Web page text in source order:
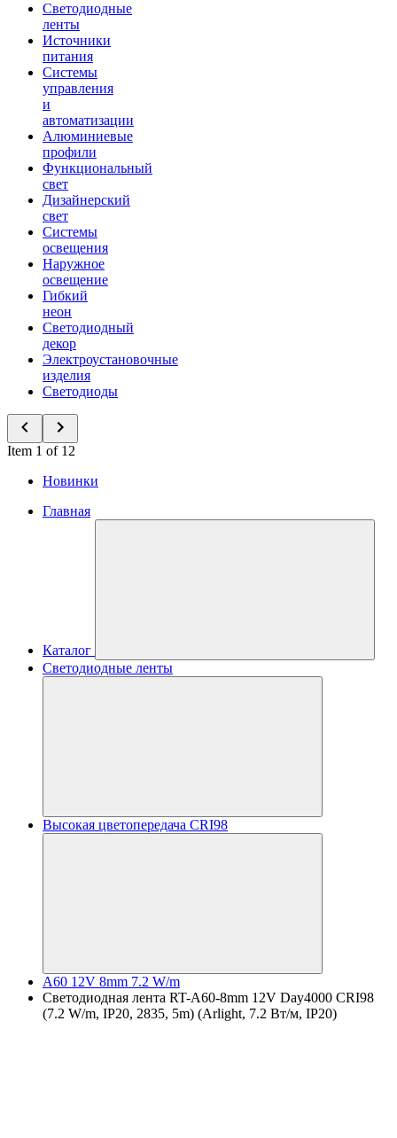
Светодиодные
ленты
Источники
питания
Системы
управления
и
автоматизации
Алюминиевые
профили
Функциональный
свет
Дизайнерский
свет
Системы
освещения
Наружное
освещение
Гибкий
неон
Светодиодный
декор
Электроустановочные
изделия
Светодиоды
Item 1 of 12
Новинки
Главная
Каталог
Светодиодные ленты
Высокая цветопередача CRI98
A60 12V 8mm 7.2 W/m
Светодиодная лента RT-A60-8mm 12V Day4000 CRI98
(7.2 W/m, IP20, 2835, 5m) (Arlight, 7.2 Вт/м, IP20)